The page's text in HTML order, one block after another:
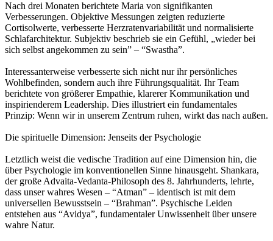
Nach drei Monaten berichtete Maria von signifikanten
Verbesserungen. Objektive Messungen zeigten reduzierte
Cortisolwerte, verbesserte Herzratenvariabilität und normalisierte
Schlafarchitektur. Subjektiv beschrieb sie ein Gefühl, „wieder bei
sich selbst angekommen zu sein” – “Swastha”.
Interessanterweise verbesserte sich nicht nur ihr persönliches
Wohlbefinden, sondern auch ihre Führungsqualität. Ihr Team
berichtete von größerer Empathie, klarerer Kommunikation und
inspirienderem Leadership. Dies illustriert ein fundamentales
Prinzip: Wenn wir in unserem Zentrum ruhen, wirkt das nach außen.
Die spirituelle Dimension: Jenseits der Psychologie
Letztlich weist die vedische Tradition auf eine Dimension hin, die
über Psychologie im konventionellen Sinne hinausgeht. Shankara,
der große Advaita-Vedanta-Philosoph des 8. Jahrhunderts, lehrte,
dass unser wahres Wesen – “Atman” – identisch ist mit dem
universellen Bewusstsein – “Brahman”. Psychische Leiden
entstehen aus “Avidya”, fundamentaler Unwissenheit über unsere
wahre Natur.